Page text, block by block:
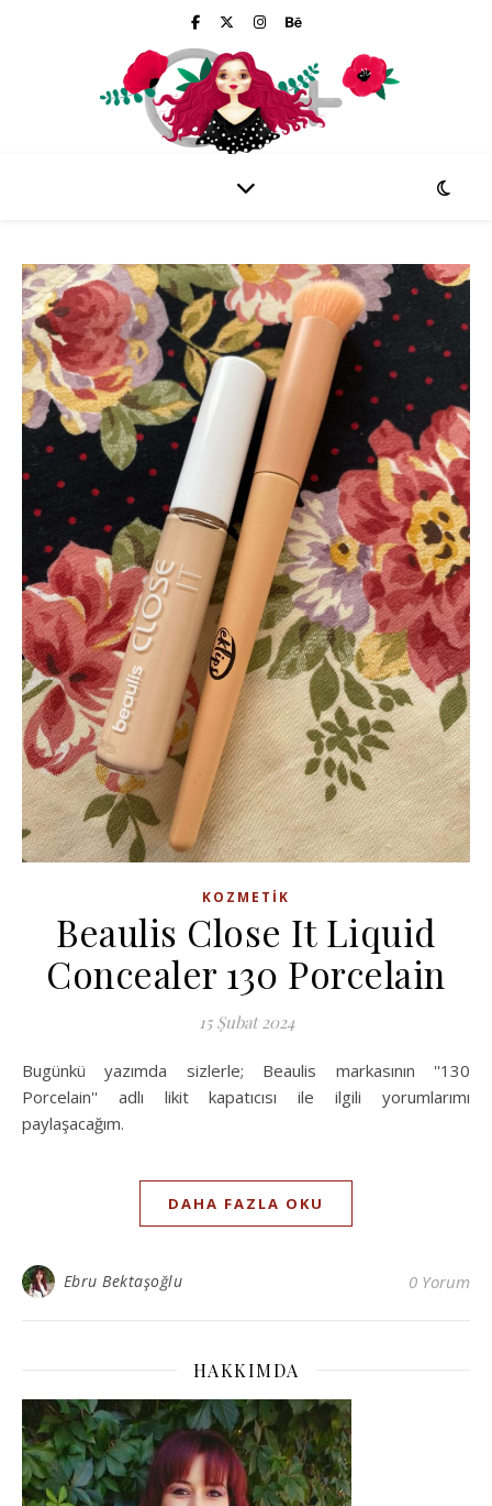
KOZMETIK
Beaulis Close It Liquid
Concealer 130 Porcelain
15 Şubat 2024
Bugünkü yazımda sizlerle; Beaulis markasının ''130
Porcelain'' adlı likit kapatıcısı ile ilgili yorumlarımı
paylaşacağım.
DAHA FAZLA OKU
Ebru Bektaşoğlu 0 Yorum
HAKKIMDA